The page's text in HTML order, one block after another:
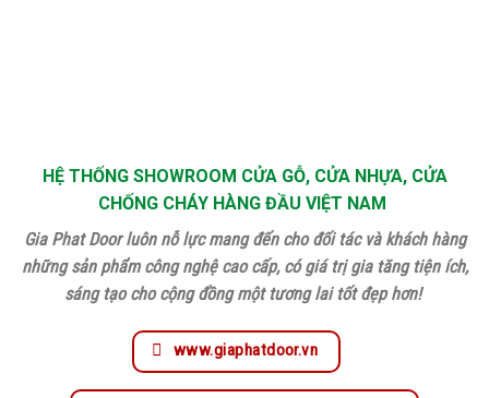
HỆ THỐNG SHOWROOM CỬA GỖ, CỬA NHỰA, CỬA
CHỐNG CHÁY HÀNG ĐẦU VIỆT NAM
Gia Phat Door luôn nỗ lực mang đến cho đối tác và khách hàng
những sản phẩm công nghệ cao cấp, có giá trị gia tăng tiện ích,
sáng tạo cho cộng đồng một tương lai tốt đẹp hơn!
www.giaphatdoor.vn